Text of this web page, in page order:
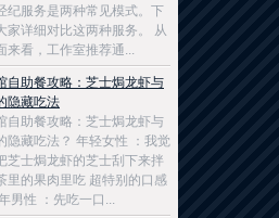
纪服务是两种常见模式。下
家详细对比这两种服务。 从
来看，工作室推荐通...
自助餐攻略：芝士焗龙虾与
隐藏吃法
自助餐攻略：芝士焗龙虾与
隐藏吃法？ 年轻女性 ：我觉
芝士焗龙虾的芝士刮下来拌
里的果肉里吃 超特别的口感
男性 ：先吃一口...